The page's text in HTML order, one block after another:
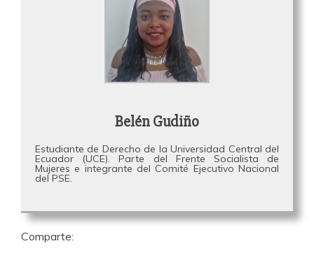
Belén Gudiño
Estudiante de Derecho de la Universidad Central del
Ecuador (UCE). Parte del Frente Socialista de
Mujeres e integrante del Comité Ejecutivo Nacional
del PSE.
Comparte: